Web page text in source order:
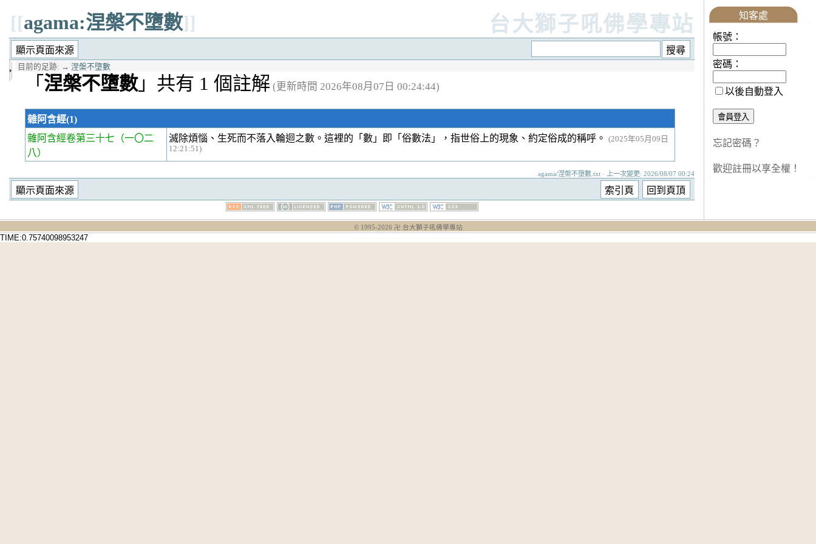
[[agama:涅槃不墮數]] 台大獅子吼佛學專站
目前的足跡: → 涅槃不墮數
「 涅槃不墮數」共有 1 個註解 (更新時間 2026年08月07日 00:24:44)
雜阿含經(1)
雜阿含經卷第三十七 （一〇二
八）
滅除煩惱、生死而不落入輪迴之數。這裡的「數」即「俗數法」，指世俗上的現象、約定俗成的稱呼。
(2025年05月09日
12:21:51)
agama/涅槃不墮數.txt · 上一次變更: 2026/08/07 00:24
知客處
帳號：
密碼：
以後自動登入
忘記密碼？
歡迎註冊以享全權！
© 1995-2026 卍 台大獅子吼佛學專站
TIME:0.75740098953247